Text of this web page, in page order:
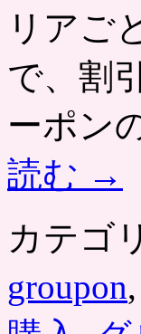
リアご
で、割
ーポン
読む →
カテゴ
groupon,